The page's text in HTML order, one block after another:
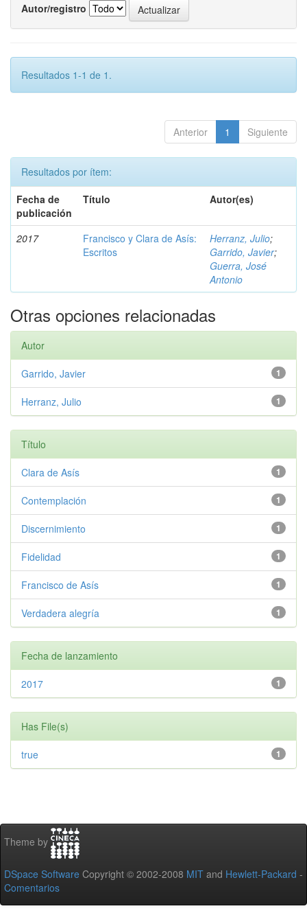
Autor/registro
Resultados 1-1 de 1.
Anterior 1 Siguiente
Resultados por ítem:
Fecha de
publicación
Título Autor(es)
2017
Francisco y Clara de Asís:
Escritos
Herranz, Julio;
Garrido, Javier;
Guerra, José
Antonio
Otras opciones relacionadas
Autor
1
Garrido, Javier
1
Herranz, Julio
Título
1
Clara de Asís
1
Contemplación
1
Discernimiento
1
Fidelidad
1
Francisco de Asís
1
Verdadera alegría
Fecha de lanzamiento
1
2017
Has File(s)
1
true
Theme by
DSpace Software Copyright © 2002-2008 MIT and Hewlett-Packard -
Comentarios